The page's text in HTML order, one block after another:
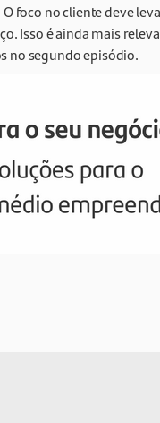
O foco no cliente deve
Isso é ainda mais
no segundo episódio.